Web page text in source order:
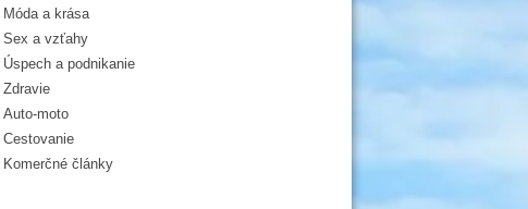
Móda a krása
Sex a vzťahy
Úspech a podnikanie
Zdravie
Auto-moto
Cestovanie
Komerčné články